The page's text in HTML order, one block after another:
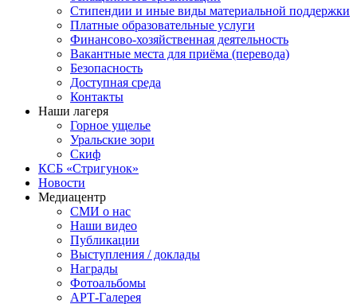
Стипендии и иные виды материальной поддержки
Платные образовательные услуги
Финансово-хозяйственная деятельность
Вакантные места для приёма (перевода)
Безопасность
Доступная среда
Контакты
Наши лагеря
Горное ущелье
Уральские зори
Скиф
КСБ «Стригунок»
Новости
Медиацентр
СМИ о нас
Наши видео
Публикации
Выступления / доклады
Награды
Фотоальбомы
АРТ-Галерея